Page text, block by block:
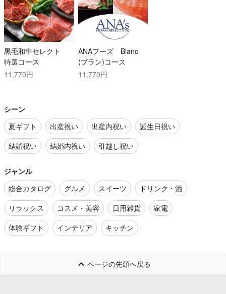
黒毛和牛セレクト
特選コース
11,770円
ANAフーズ Blanc
(ブラン)コース
11,770円
シーン
夏ギフト
出産祝い 出産内祝い
誕生日祝い
結婚祝い
結婚内祝い 引越し祝い
ジャンル
総合カタログ
グルメ スイーツ
ドリンク・酒
リラックス
コスメ・美容 日用雑貨
家電
体験ギフト
インテリア キッチン
ページの先頭へ戻る